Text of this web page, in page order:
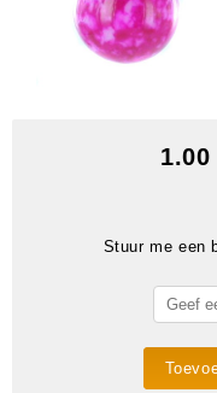
1.00
Stuur me een